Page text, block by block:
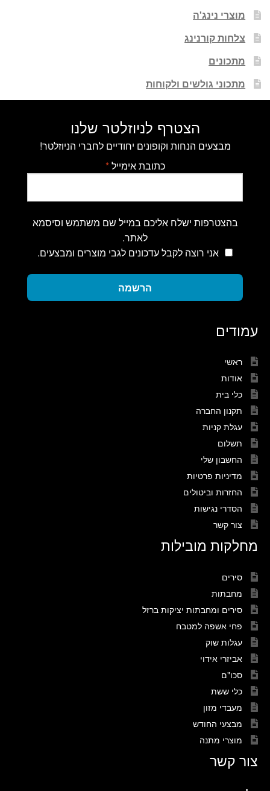
מוצרי נינג'ה
צלחות קורנינג
מתכונים
מתכוני גולשים ולקוחות
הצטרף לניוזלטר שלנו
מבצעים הנחות וקופונים יחודיים לחברי הניוזלטר!
כתובת אימייל*
בהצטרפות ישלח אליכם במייל שם משתמש וסיסמא
לאתר.
אני רוצה לקבל עדכונים לגבי מוצרים ומבצעים.
הרשמה
עמודים
ראשי
אודות
כלי בית
תקנון החברה
עגלת קניות
תשלום
החשבון שלי
מדיניות פרטיות
החזרות וביטולים
הסדרי נגישות
צור קשר
מחלקות מובילות
סירים
מחבתות
סירים ומחבתות יציקות ברזל
פחי אשפה למטבח
עגלות שוק
אביזרי אידוי
סכו"ם
כלי ששת
מעבדי מזון
מבצעי החודש
מוצרי מתנה
צור קשר